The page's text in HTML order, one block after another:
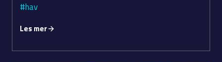
#hav
Les mer